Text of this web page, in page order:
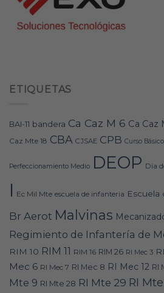
ETIQUETAS
BAI-11 bandera Ca Caz M 6 Ca Caz
Caz Mte 18 CBA CJSAE CPB Curso
Perfeccionamiento Medio DEOP Día
I Ec Mil Mte escuela de infanteria Escuela
Br Aerot Malvinas
Regimiento de Infantería de
RIM 10 RIM 11 RIM 16 RIM 26 RI Mec 3
Mec 6 RI Mec 7 RI Mec 8 RI Mec 12 RI
Mte 9 RI Mte 28 RI Mte 29 RI